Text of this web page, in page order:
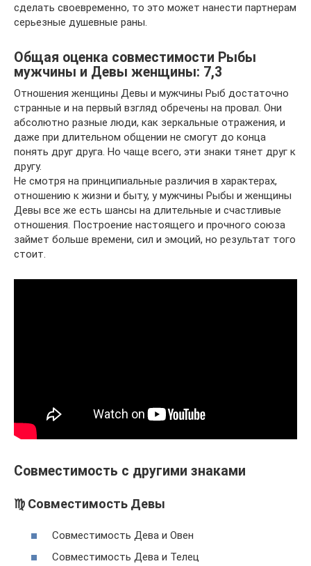
сделать своевременно, то это может нанести партнерам
серьезные душевные раны.
Общая оценка совместимости Рыбы
мужчины и Девы женщины: 7,3
Отношения женщины Девы и мужчины Рыб достаточно
странные и на первый взгляд обречены на провал. Они
абсолютно разные люди, как зеркальные отражения, и
даже при длительном общении не смогут до конца
понять друг друга. Но чаще всего, эти знаки тянет друг к
другу.
Не смотря на принципиальные различия в характерах,
отношению к жизни и быту, у мужчины Рыбы и женщины
Девы все же есть шансы на длительные и счастливые
отношения. Построение настоящего и прочного союза
займет больше времени, сил и эмоций, но результат того
стоит.
Совместимость с другими знаками
♍ Совместимость Девы
Совместимость Дева и Овен
Совместимость Дева и Телец